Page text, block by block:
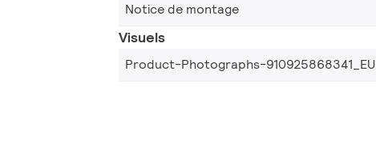
Notice de montage
Visuels
Product-Photographs-910925868341_EU